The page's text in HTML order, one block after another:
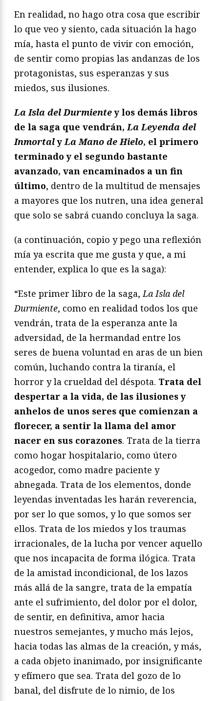
En realidad, no hago otra cosa que escribir
lo que veo y siento, cada situación la hago
mía, hasta el punto de vivir con emoción,
de sentir como propias las andanzas de los
protagonistas, sus esperanzas y sus
miedos, sus ilusiones.
La Isla del Durmientey los demás libros
de la saga que vendrán,La Leyenda del
InmortalyLa Mano de Hielo, el primero
terminado y el segundo bastante
avanzado, van encaminados a un fin
último, dentro de la multitud de mensajes
a mayores que los nutren, una idea general
que solo se sabrá cuando concluya la saga.
(a continuación, copio y pego una reflexión
mía ya escrita que me gusta y que, a mi
entender, explica lo que es la saga):
“Este primer libro de la saga,La Isla del
Durmiente, como en realidad todos los que
vendrán, trata de la esperanza ante la
adversidad, de la hermandad entre los
seres de buena voluntad en aras de un bien
común, luchando contra la tiranía, el
horror y la crueldad del déspota. Trata del
despertar a la vida, de las ilusiones y
anhelos de unos seres que comienzan a
florecer, a sentir la llama del amor
nacer en sus corazones. Trata de la tierra
como hogar hospitalario, como útero
acogedor, como madre paciente y
abnegada. Trata de los elementos, donde
leyendas inventadas les harán reverencia,
por ser lo que somos, y lo que somos ser
ellos. Trata de los miedos y los traumas
irracionales, de la lucha por vencer aquello
que nos incapacita de forma ilógica. Trata
de la amistad incondicional, de los lazos
más allá de la sangre, trata de la empatía
ante el sufrimiento, del dolor por el dolor,
de sentir, en definitiva, amor hacia
nuestros semejantes, y mucho más lejos,
hacia todas las almas de la creación, y más,
a cada objeto inanimado, por insignificante
y efímero que sea. Trata del gozo de lo
banal, del disfrute de lo nimio, de los